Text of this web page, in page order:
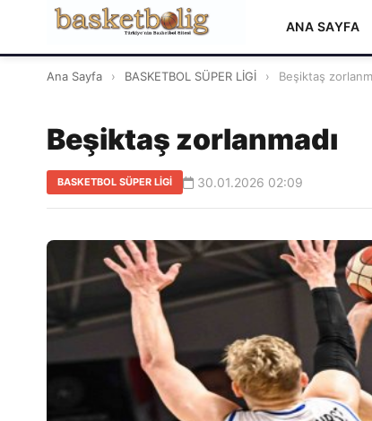
ANA SAYFA
Ana Sayfa › BASKETBOL SÜPER LİGİ › Beşiktaş
Beşiktaş zorlanmadı
BASKETBOL SÜPER LİGİ 30.01.2026 02:09